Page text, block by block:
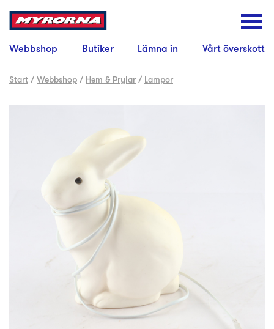
Webbshop Butiker Lämna in Vårt överskott
Start /Webbshop / Hem & Prylar / Lampor